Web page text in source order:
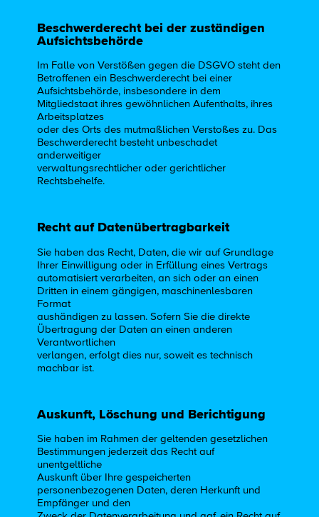
Beschwerderecht bei der zuständigen
Aufsichtsbehörde
Im Falle von Verstößen gegen die DSGVO steht den
Betroffenen ein Beschwerderecht bei einer
Aufsichtsbehörde, insbesondere in dem
Mitgliedstaat ihres gewöhnlichen Aufenthalts, ihres
Arbeitsplatzes
oder des Orts des mutmaßlichen Verstoßes zu. Das
Beschwerderecht besteht unbeschadet
anderweitiger
verwaltungsrechtlicher oder gerichtlicher
Rechtsbehelfe.
Recht auf Datenübertragbarkeit
Sie haben das Recht, Daten, die wir auf Grundlage
Ihrer Einwilligung oder in Erfüllung eines Vertrags
automatisiert verarbeiten, an sich oder an einen
Dritten in einem gängigen, maschinenlesbaren
Format
aushändigen zu lassen. Sofern Sie die direkte
Übertragung der Daten an einen anderen
Verantwortlichen
verlangen, erfolgt dies nur, soweit es technisch
machbar ist.
Auskunft, Löschung und Berichtigung
Sie haben im Rahmen der geltenden gesetzlichen
Bestimmungen jederzeit das Recht auf
unentgeltliche
Auskunft über Ihre gespeicherten
personenbezogenen Daten, deren Herkunft und
Empfänger und den